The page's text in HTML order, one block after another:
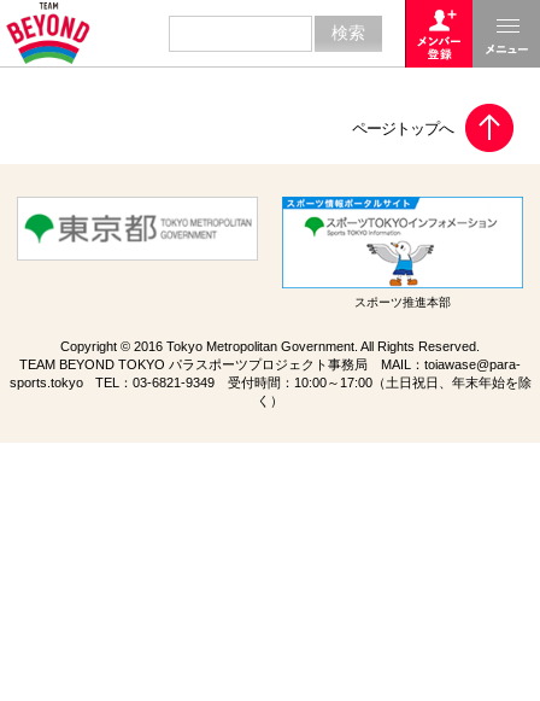
スポーツ推進本部
Copyright © 2016 Tokyo Metropolitan Government. All Rights Reserved.
TEAM BEYOND TOKYO パラスポーツプロジェクト事務局 MAIL： toiawase@para-
sports.tokyoTEL： 03-6821-9349受付時間：10:00～17:00（土日祝日、年末年始を除
く）